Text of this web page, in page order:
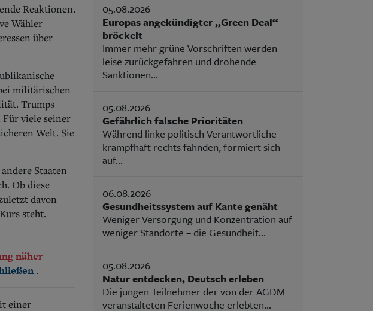
Reaktionen.
Wähler
über
militärischen
Trumps
Für viele seiner
Welt. Sie
Staaten
Ob diese
davon
steht.
näher
.
einer
05.08.2026
Europas angekündigter „Green Deal“
bröckelt
Immer mehr grüne Vorschriften werden
leise zurückgefahren und drohende
Sanktionen...
05.08.2026
Gefährlich falsche Prioritäten
Während linke politisch Verantwortliche
krampfhaft rechts fahnden, formiert sich
auf...
06.08.2026
Gesundheitssystem auf Kante genäht
Weniger Versorgung und Konzentration auf
weniger Standorte – die Gesundheit...
05.08.2026
Natur entdecken, Deutsch erleben
Die jungen Teilnehmer der von der AGDM
veranstalteten Ferienwoche erlebten...